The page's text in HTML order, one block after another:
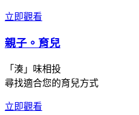
立即觀看
親子。育兒
「湊」味相投
尋找適合您的育兒方式
立即觀看